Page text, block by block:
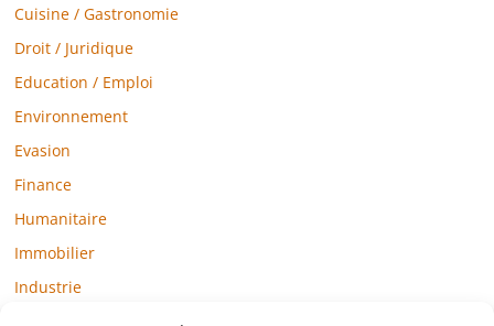
Cuisine / Gastronomie
Droit / Juridique
Education / Emploi
Environnement
Evasion
Finance
Humanitaire
Immobilier
Industrie